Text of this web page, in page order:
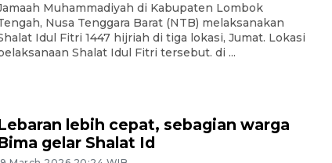
Muhammadiyah di Kabupaten Lombok
Nusa Tenggara Barat (NTB) melaksanakan
Idul Fitri 1447 hijriah di tiga lokasi, Jumat. Lokasi
Shalat Idul Fitri tersebut. di ...
lebih cepat, sebagian warga
gelar Shalat Id
Sidang putusan terdakwa
pembunuhan Brigadir Nurhadi